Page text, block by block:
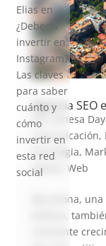
Agencia SEO
por Vanesa
Comunicación,
Estratègia,
Media
Web
Barcelona,
belleza,
constante
Eliasen
¿Debería
invertir en
Instagram?
Las claves
para saber
cuánto y
cómo
invertir en
esta red
social